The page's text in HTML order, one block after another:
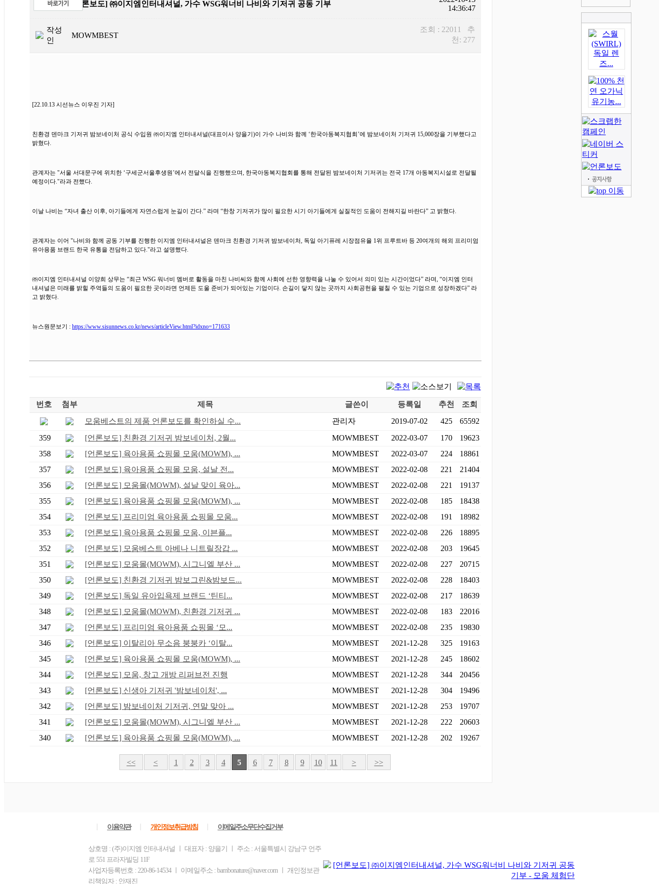
제목 [언론보도] ㈜이지엠인터내셔널, 가수 WSG워너비 나비와 기저귀 공동 기부
14:36:47
작성
인
MOWMBEST
조회 : 22011 추
천: 277
[22.10.13 시선뉴스 이우진 기자]
친환경 덴마크 기저귀 밤보네이처 공식 수입원 ㈜이지엠 인터내셔널(대표이사 양을기)이 가수 나비와 함께 ‘한국아동복지협회’에 밤보네이처 기저귀 15,000장을 기부했다고
밝혔다.
관계자는 "서울 서대문구에 위치한 ‘구세군서울후생원’에서 전달식을 진행했으며, 한국아동복지협회를 통해 전달된 밤보네이처 기저귀는 전국 17개 아동복지시설로 전달될
예정이다."라과 전했다.
이날 나비는 “자녀 출산 이후, 아기들에게 자연스럽게 눈길이 간다.” 라며 “한창 기저귀가 많이 필요한 시기 아기들에게 실질적인 도움이 전해지길 바란다” 고 밝혔다.
관계자는 이어 "나비와 함께 공동 기부를 진행한 이지엠 인터내셔널은 덴마크 친환경 기저귀 밤보네이처, 독일 아기퓨레 시장점유율 1위 프루트바 등 20여개의 해외 프리미엄
유아용품 브랜드 한국 유통을 전담하고 있다."라고 설명했다.
㈜이지엠 인터내셔널 이양희 상무는 “최근 WSG 워너비 멤버로 활동을 마친 나비씨와 함께 사회에 선한 영향력을 나눌 수 있어서 의미 있는 시간이었다” 라며, “이지엠 인터
내셔널은 미래를 밝힐 주역들의 도움이 필요한 곳이라면 언제든 도울 준비가 되어있는 기업이다. 손길이 닿지 않는 곳까지 사회공헌을 펼칠 수 있는 기업으로 성장하겠다” 라
고 밝혔다.
뉴스원문보기 : https://www.sisunnews.co.kr/news/articleView.html?idxno=171633
번호 첨부 제목 글쓴이 등록일 추천
조회
모움베스트의 제품 언론보도를 확인하실 수...
관리자 2019-07-02 425
65592
359
[언론보도] 친환경 기저귀 밤보네이처, 2월... MOWMBEST 2022-03-07 170
19623
358
[언론보도] 육아용품 쇼핑몰 모움(MOWM), ... MOWMBEST 2022-03-07 224
18861
357
[언론보도] 육아용품 쇼핑몰 모움, 설날 전... MOWMBEST 2022-02-08 221
21404
356
[언론보도] 모움몰(MOWM), 설날 맞이 육아... MOWMBEST 2022-02-08 221
19137
355
[언론보도] 육아용품 쇼핑몰 모움(MOWM), ... MOWMBEST 2022-02-08 185
18438
354
[언론보도] 프리미엄 육아용품 쇼핑몰 모움... MOWMBEST 2022-02-08 191
18982
353
[언론보도] 육아용품 쇼핑몰 모움, 이븐플... MOWMBEST 2022-02-08 226
18895
352
[언론보도] 모움베스트 아베나 니트릴장갑 ... MOWMBEST 2022-02-08 203
19645
351
[언론보도] 모움몰(MOWM), 시그니엘 부산 ... MOWMBEST 2022-02-08 227
20715
350
[언론보도] 친환경 기저귀 밤보그린&밤보드... MOWMBEST 2022-02-08 228
18403
349
[언론보도] 독일 유아입욕제 브랜드 ‘틴티... MOWMBEST 2022-02-08 217
18639
348
[언론보도] 모움몰(MOWM), 친환경 기저귀 ... MOWMBEST 2022-02-08 183
22016
347
[언론보도] 프리미엄 육아용품 쇼핑몰 ‘모... MOWMBEST 2022-02-08 235
19830
346
[언론보도] 이탈리아 무소음 붕붕카 ‘이탈... MOWMBEST 2021-12-28 325
19163
345
[언론보도] 육아용품 쇼핑몰 모움(MOWM), ... MOWMBEST 2021-12-28 245
18602
344
[언론보도] 모움, 창고 개방 리퍼브전 진행 MOWMBEST 2021-12-28 344
20456
343
[언론보도] 신생아 기저귀 '밤보네이처', ... MOWMBEST 2021-12-28 304
19496
342
[언론보도] 밤보네이처 기저귀, 연말 맞아 ... MOWMBEST 2021-12-28 253
19707
341
[언론보도] 모움몰(MOWM), 시그니엘 부산 ... MOWMBEST 2021-12-28 222
20603
340
[언론보도] 육아용품 쇼핑몰 모움(MOWM), ... MOWMBEST 2021-12-28 202 19267
<< < 1 2 3 4 5 6 7 8 9 10 11 > >>
이용약관 개인정보취급방침 이메일주소무단수집거부
상호명 : (주)이지엠 인터내셔널 ㅣ 대표자 : 양을기 ㅣ 주소 : 서울특별시 강남구 언주
로 551 프라자빌딩 11F
사업자등록번호 : 220-86-14534 ㅣ 이메일주소 : bambonature@naver.com ㅣ 개인정보관
리책임자 : 안재진